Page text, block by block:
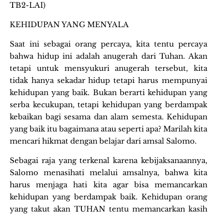
TB2-LAI)
KEHIDUPAN YANG MENYALA
Saat ini sebagai orang percaya, kita tentu percaya
bahwa hidup ini adalah anugerah dari Tuhan. Akan
tetapi untuk mensyukuri anugerah tersebut, kita
tidak hanya sekadar hidup tetapi harus mempunyai
kehidupan yang baik. Bukan berarti kehidupan yang
serba kecukupan, tetapi kehidupan yang berdampak
kebaikan bagi sesama dan alam semesta. Kehidupan
yang baik itu bagaimana atau seperti apa? Marilah kita
mencari hikmat dengan belajar dari amsal Salomo.
Sebagai raja yang terkenal karena kebijaksanaannya,
Salomo menasihati melalui amsalnya, bahwa kita
harus menjaga hati kita agar bisa memancarkan
kehidupan yang berdampak baik. Kehidupan orang
yang takut akan TUHAN tentu memancarkan kasih